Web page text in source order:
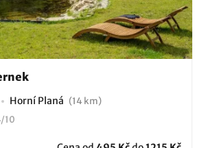
Horní Planá (14 km)
/10